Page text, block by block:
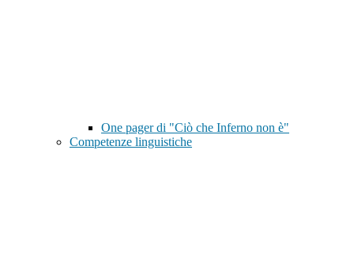
One pager di "Ciò che Inferno non è"
Competenze linguistiche